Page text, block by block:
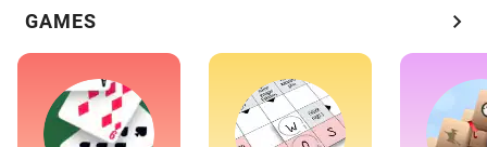
GAMES chevron_right